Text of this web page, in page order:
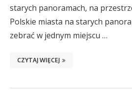
starych panoramach, na
Polskie miasta na starych
zebrać w jednym miejscu …
CZYTAJ WIĘCEJ